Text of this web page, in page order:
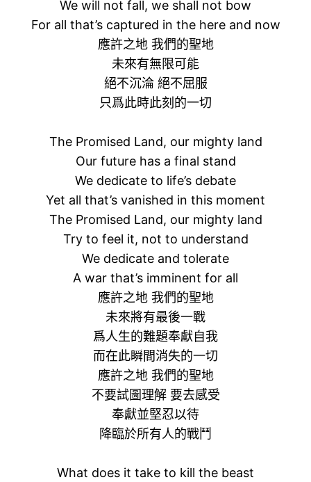
We will not fall, we shall not bow
For all that’s captured in the here and now
應許之地 我們的聖地
未來有無限可能
絕不沉淪 絕不屈服
只爲此時此刻的一切
The Promised Land, our mighty land
Our future has a final stand
We dedicate to life’s debate
Yet all that’s vanished in this moment
The Promised Land, our mighty land
Try to feel it, not to understand
We dedicate and tolerate
A war that’s imminent for all
應許之地 我們的聖地
未來將有最後一戰
爲人生的難題奉獻自我
而在此瞬間消失的一切
應許之地 我們的聖地
不要試圖理解 要去感受
奉獻並堅忍以待
降臨於所有人的戰鬥
What does it take to kill the beast